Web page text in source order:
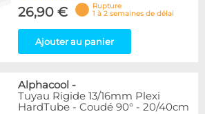
26,90 €
Rupture
1 à 2 semaines de délai
Ajouter au panier
Alphacool -
Tuyau Rigide 13/16mm Plexi
HardTube - Coudé 90° - 20/40cm